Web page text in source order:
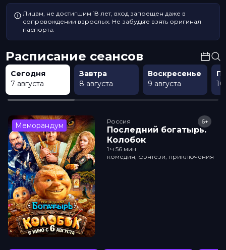
Лицам, не достигшим 18 лет, вход запрещен даже в
сопровождении взрослых. Не забудьте взять оригинал
паспорта.
Расписание сеансов
Сегодня
7 августа
Завтра
8 августа
Воскресенье
9 августа
10
Меморандум Россия
Последний богатырь.
Колобок
6+
1 ч 56 мин
комедия, фэнтези, приключения